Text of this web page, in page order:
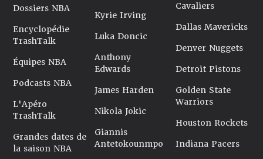
Dossiers NBA
Encyclopédie
TrashTalk
Équipes NBA
Podcasts NBA
L'Apéro
TrashTalk
Grandes dates de
la saison NBA
Kyrie Irving
Luka Doncic
Anthony
Edwards
James Harden
Nikola Jokic
Giannis
Antetokounmpo
Cavaliers
Dallas Mavericks
Denver Nuggets
Detroit Pistons
Golden State
Warriors
Houston Rockets
Indiana Pacers